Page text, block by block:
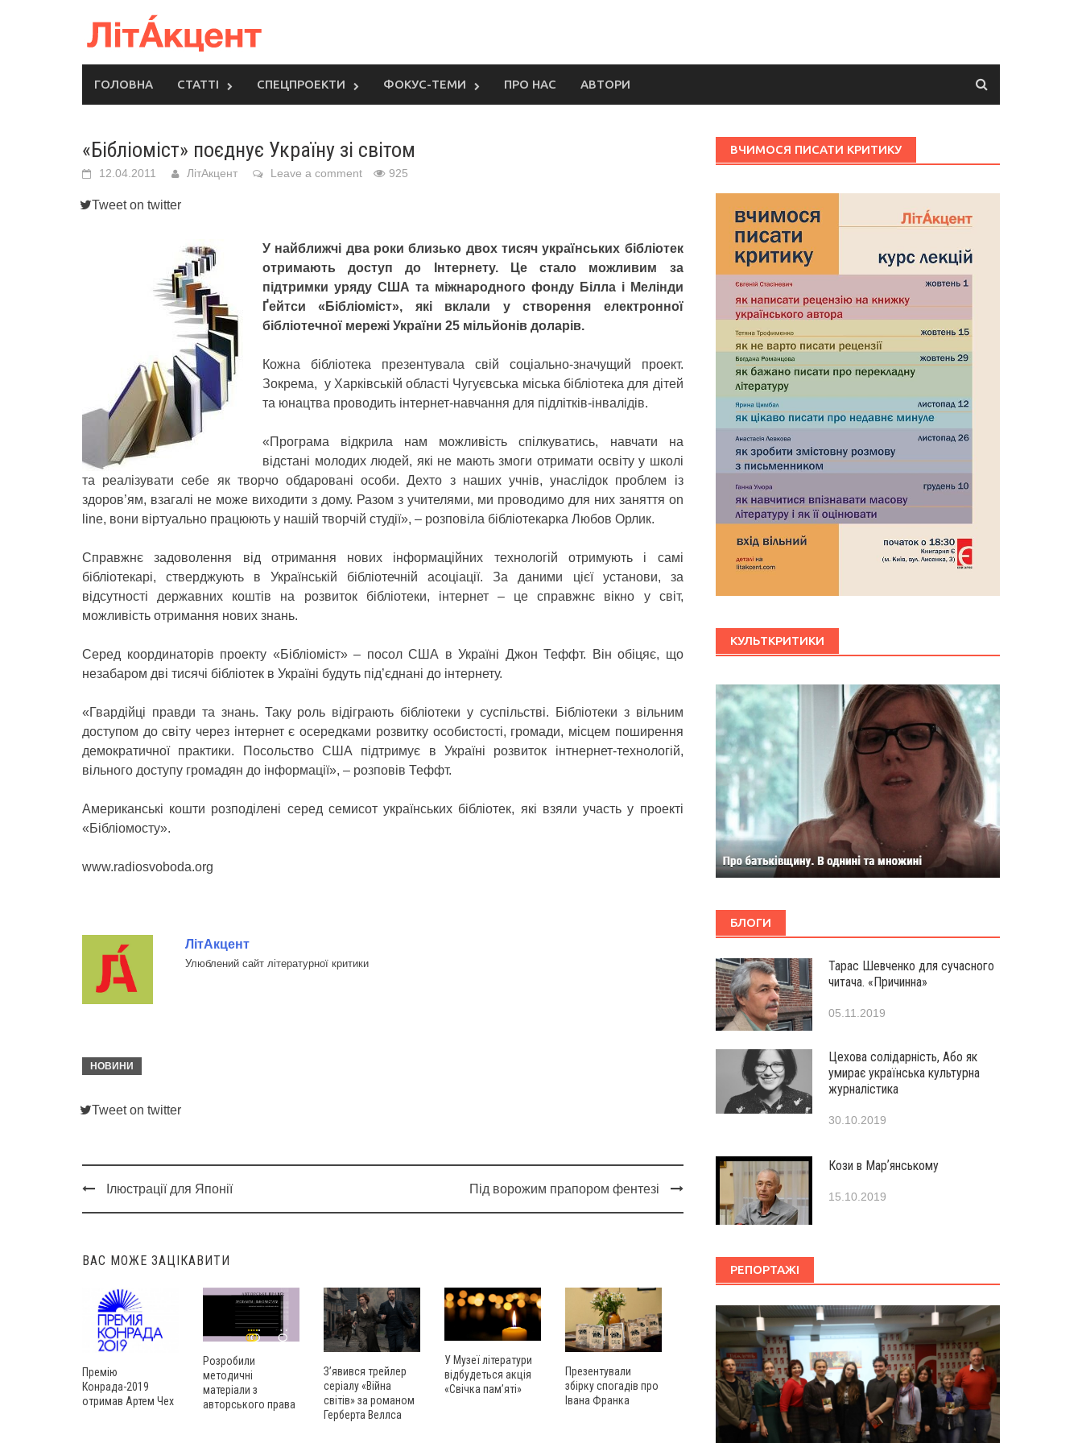
ГОЛОВНА СТАТТІ СПЕЦПРОЕКТИ ФОКУС-ТЕМИ ПРО НАС АВТОРИ
«Бібліоміст» поєднує Україну зі світом
12.04.2011 ЛітАкцент Leave a comment 925
Tweet on twitter
У найближчі два роки близько двох тисяч українських бібліотек
отримають доступ до Інтернету. Це стало можливим за
підтримки уряду США та міжнародного фонду Білла і Мелінди
Ґейтси «Бібліоміст», які вклали у створення електронної
бібліотечної мережі України 25 мільйонів доларів.
Кожна бібліотека презентувала свій соціально-значущий проект.
Зокрема, у Харківській області Чугуєвська міська бібліотека для дітей
та юнацтва проводить інтернет-навчання для підлітків-інвалідів.
«Програма відкрила нам можливість спілкуватись, навчати на
відстані молодих людей, які не мають змоги отримати освіту у школі
та реалізувати себе як творчо обдаровані особи. Дехто з наших учнів, унаслідок проблем із
здоров’ям, взагалі не може виходити з дому. Разом з учителями, ми проводимо для них заняття on
line, вони віртуально працюють у нашій творчій студії», – розповіла бібліотекарка Любов Орлик.
Справжнє задоволення від отримання нових інформаційних технологій отримують і самі
бібліотекарі, стверджують в Українській бібліотечній асоціації. За даними цієї установи, за
відсутності державних коштів на розвиток бібліотеки, інтернет – це справжнє вікно у світ,
можливість отримання нових знань.
Серед координаторів проекту «Бібліоміст» – посол США в Україні Джон Теффт. Він обіцяє, що
незабаром дві тисячі бібліотек в Україні будуть під’єднані до інтернету.
«Гвардійці правди та знань. Таку роль відіграють бібліотеки у суспільстві. Бібліотеки з вільним
доступом до світу через інтернет є осередками розвитку особистості, громади, місцем поширення
демократичної практики. Посольство США підтримує в Україні розвиток інтнернет-технологій,
вільного доступу громадян до інформації», – розповів Теффт.
Американські кошти розподілені серед семисот українських бібліотек, які взяли участь у проекті
«Бібліомосту».
www.radiosvoboda.org
ЛітАкцент
Улюблений сайт літературної критики
НОВИНИ
Tweet on twitter
Post
Ілюстрації для Японії Під ворожим прапором фентезі
ВАС МОЖЕ ЗАЦІКАВИТИ
Премію
Конрада-2019
отримав Артем Чех
Розробили
методичні
матеріали з
авторського права
З’явився трейлер
серіалу «Війна
світів» за романом
Герберта Веллcа
У Музеї літератури
відбудеться акція
«Свічка пам’яті»
Презентували
збірку спогадів про
Івана Франка
ВЧИМОСЯ ПИСАТИ КРИТИКУ
КУЛЬТКРИТИКИ
БЛОГИ
Тарас Шевченко для сучасного
читача. «Причинна»
05.11.2019
Цехова солідарність, Або як
умирає українська культурна
журналістика
30.10.2019
Кози в Марʼянському
15.10.2019
РЕПОРТАЖІ